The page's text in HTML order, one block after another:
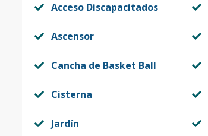
Acceso Discapacitados
Ascensor
Cancha de Basket Ball
Cisterna
Jardín